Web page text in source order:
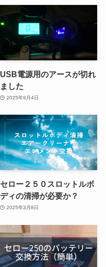
USB電源用のアースが切れ
ました
2025年9月4日
セロー２５０スロットルボ
ディの清掃が必要か？
2025年3月8日